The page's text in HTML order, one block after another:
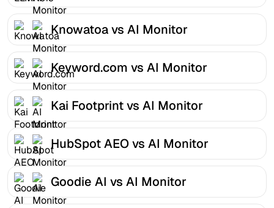
Knowatoa vs AI Monitor
Keyword.com vs AI Monitor
Kai Footprint vs AI Monitor
HubSpot AEO vs AI Monitor
Goodie AI vs AI Monitor